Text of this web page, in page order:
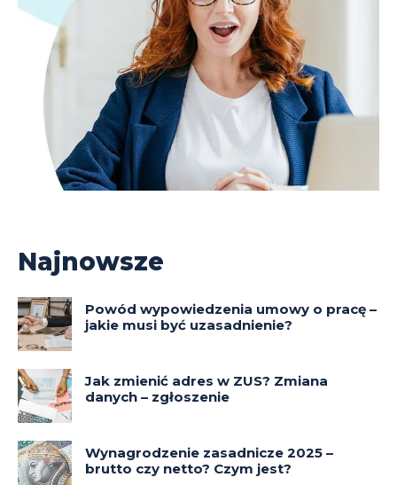
Najnowsze
Powód wypowiedzenia umowy o pracę –
jakie musi być uzasadnienie?
Jak zmienić adres w ZUS? Zmiana
danych – zgłoszenie
Wynagrodzenie zasadnicze 2025 –
brutto czy netto? Czym jest?